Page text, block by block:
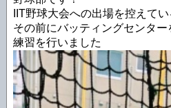
IIT野球大会への出場を控えて
その前にバッティングセンタ
練習を行いました